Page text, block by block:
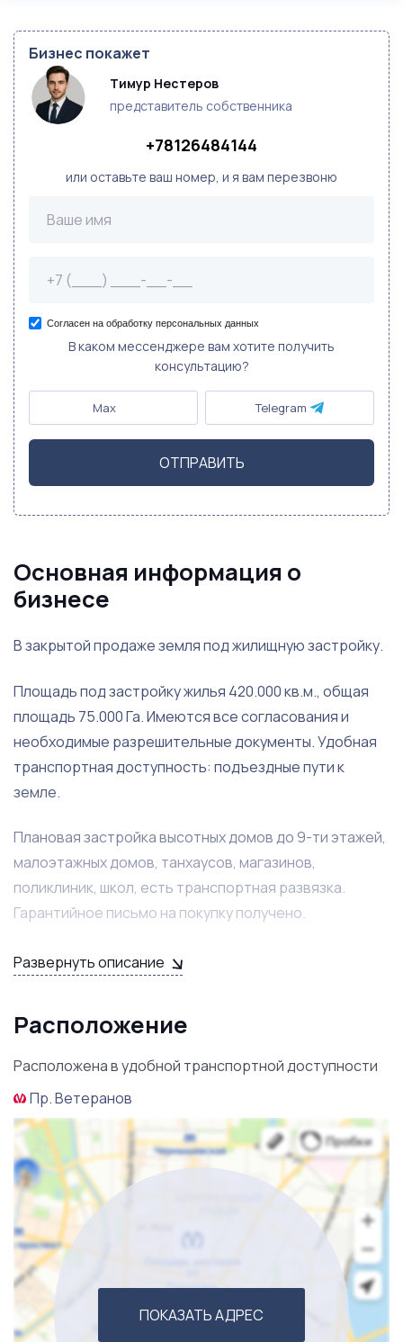
Бизнес покажет
Тимур Нестеров
представитель собственника
+78126484144
или оставьте ваш номер, и я вам перезвоню
Согласен на обработку персональных данных
В каком мессенджере вам хотите получить
консультацию?
Max Telegram
ОТПРАВИТЬ
Основная информация о
бизнесе
В закрытой продаже земля под жилищную застройку.
Площадь под застройку жилья 420.000 кв.м., общая
площадь 75.000 Га. Имеются все согласования и
необходимые разрешительные документы. Удобная
транспортная доступность: подъездные пути к
земле.
Плановая застройка высотных домов до 9-ти этажей,
малоэтажных домов, танхаусов, магазинов,
поликлиник, школ, есть транспортная развязка.
Гарантийное письмо на покупку получено.
<< ЗВОНИТЕ И УЗНАВАЙТЕ ПОДРОБНОСТИ! >>
Развернуть описание
Расположение
Расположена в удобной транспортной доступности
Пр. Ветеранов
ПОКАЗАТЬ АДРЕС